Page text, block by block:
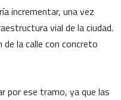
incrementar, una vez
vial de la ciudad.
la calle con concreto
por ese tramo, ya que las